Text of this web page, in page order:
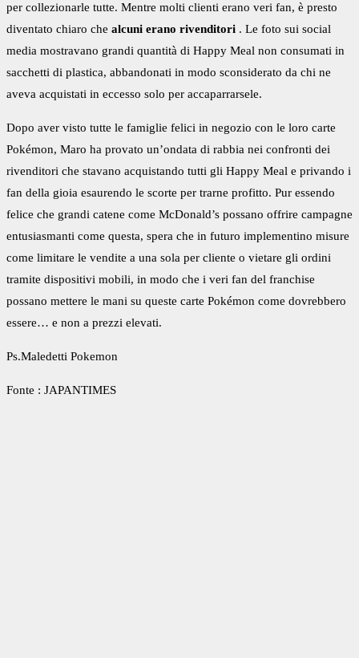
per collezionarle tutte. Mentre molti clienti erano veri fan, è presto
diventato chiaro che alcuni erano rivenditori . Le foto sui social
media mostravano grandi quantità di Happy Meal non consumati in
sacchetti di plastica, abbandonati in modo sconsiderato da chi ne
aveva acquistati in eccesso solo per accaparrarsele.
Dopo aver visto tutte le famiglie felici in negozio con le loro carte
Pokémon, Maro ha provato un’ondata di rabbia nei confronti dei
rivenditori che stavano acquistando tutti gli Happy Meal e privando i
fan della gioia esaurendo le scorte per trarne profitto. Pur essendo
felice che grandi catene come McDonald’s possano offrire campagne
entusiasmanti come questa, spera che in futuro implementino misure
come limitare le vendite a una sola per cliente o vietare gli ordini
tramite dispositivi mobili, in modo che i veri fan del franchise
possano mettere le mani su queste carte Pokémon come dovrebbero
essere… e non a prezzi elevati.
Ps.Maledetti Pokemon
Fonte : JAPANTIMES